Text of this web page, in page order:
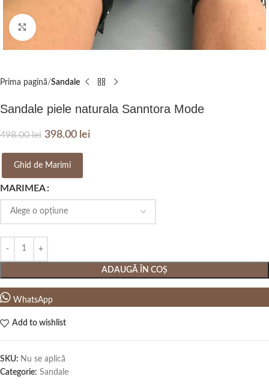
Click to enlarge
Prima pagină Sandale
Sandale piele naturala Sanntora Mode
498.00lei 398.00 lei
Ghid de Marimi
MARIMEA
ADAUGĂ ÎN COȘ
WhatsApp
Add to wishlist
SKU: Nu se aplică
Categorie: Sandale